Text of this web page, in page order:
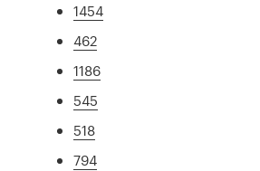
1454
462
1186
545
518
794